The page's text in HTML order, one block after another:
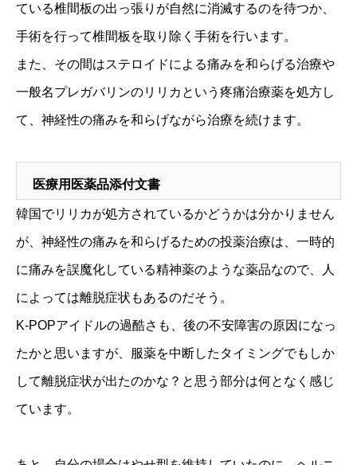
ている椎間板の出っ張りが自然に消滅するのを待つか、
手術を行って椎間板を取り除く手術を行います。
また、その間はステロイドによる痛みを和らげる治療や
一般名プレガバリンのリリカという疼痛治療薬を処方し
て、神経性の痛みを和らげながら治療を続けます。
医療用医薬品添付文書
韓国でリリカが処方されているかどうかは分かりません
が、神経性の痛みを和らげるための投薬治療は、一時的
に痛みを誤魔化している精神薬のような薬品なので、人
によっては離脱症状もあるのだそう。
K-POPアイドルの過酷さも、後の不安障害の原因になっ
たかと思いますが、服薬を中断したタイミングでもしか
して離脱症状が出たのかな？と思う部分は何となく感じ
ています。